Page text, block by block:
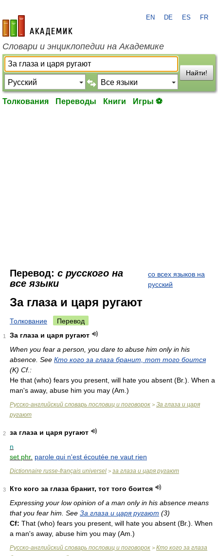
academic.ru
EN DE ES FR
Словари и энциклопедии на Академике
Найти!
Толкования Переводы Книги Игры ⚽
Перевод: с русского на
все языки
со всех языков на
русский
За глаза и царя ругают
Толкование Перевод
1
За глаза и царя ругают
When you fear a person, you dare to abuse him only in his
absence. See Кто кого за глаза бранит, тот того боится
(K) Cf.:
Не that (who) fears you present, will hate you absent (Br.). When a
man's away, abuse him you may (Am. )
Русско-английский словарь пословиц и поговорок > За глаза и царя
ругают
2
за глаза и царя ругают
n
set phr. parole qui n'est écoutée ne vaut rien
Dictionnaire russe-français universel > за глаза и царя ругают
3
Кто кого за глаза бранит, тот того боится
Expressing your low opinion of a man only in his absence means
that you fear him. See За глаза и царя ругают (3)
Cf: That (who) fears you present, will hate you absent (Br.). When
a man's away, abuse him you may (Am. )
Русско-английский словарь пословиц и поговорок > Кто кого за глаза